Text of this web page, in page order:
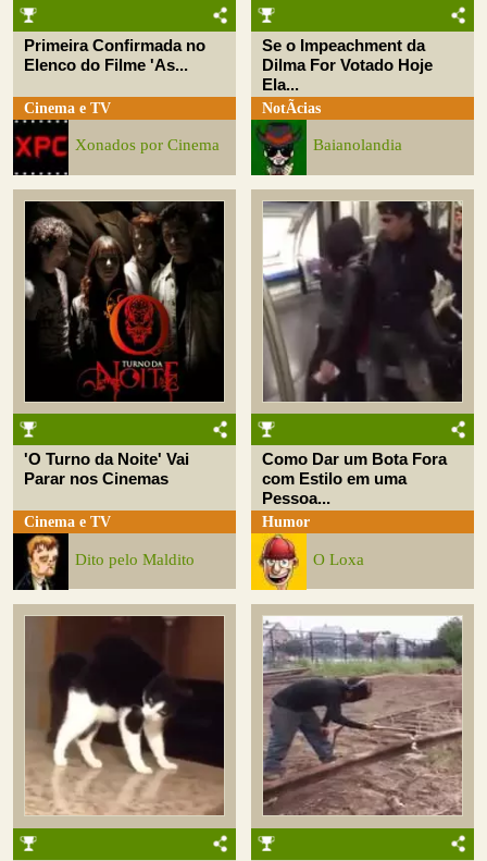
Primeira Confirmada no
Elenco do Filme 'As...
Cinema e TV
Xonados por Cinema
Se o Impeachment da
Dilma For Votado Hoje
Ela...
NotÃ­cias
Baianolandia
'O Turno da Noite' Vai
Parar nos Cinemas
Cinema e TV
Dito pelo Maldito
Como Dar um Bota Fora
com Estilo em uma
Pessoa...
Humor
O Loxa